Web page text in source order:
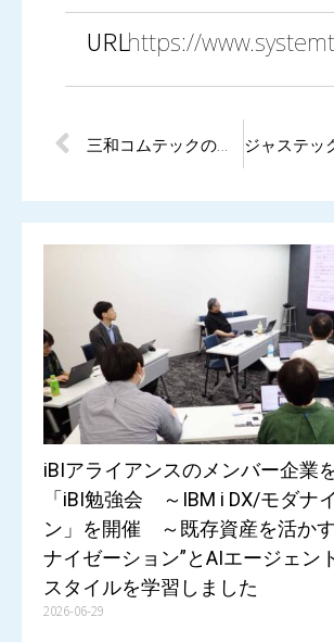
URLhttps://
iBIアライアンスのメンバー企業
「iBI勉強会 ～IBM i DX/モダナ
ン」を開催 ～既存資産を活か
ナイゼーション”とAIエージェン
スタイルを学習しました
2026-06-29